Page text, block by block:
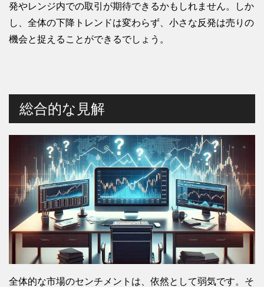
発やレンジ内での取引が期待できるかもしれません。しか
し、全体の下降トレンドは変わらず、小さな反発は売りの
機会と捉えることができるでしょう。
総合的な見解
全体的な市場のセンチメントは、依然として弱気です。そ